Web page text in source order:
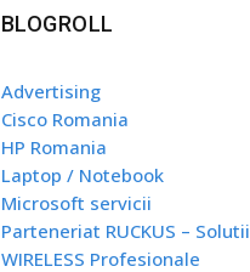
BLOGROLL
Advertising
Cisco Romania
HP Romania
Laptop / Notebook
Microsoft servicii
Parteneriat RUCKUS – Solutii
WIRELESS Profesionale